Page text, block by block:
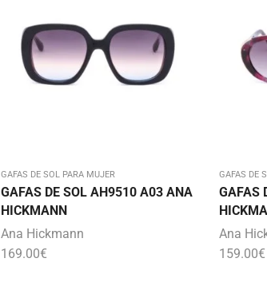
GAFAS DE SOL PARA MUJER
GAFAS DE SOL AH9510 A03 ANA
HICKMANN
Ana Hickmann
169.00€
GAFAS DE
GAFAS
Ana
159.00€